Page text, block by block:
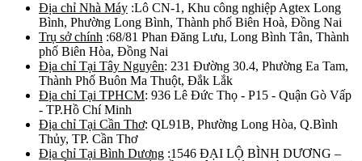
Địa chỉ Nhà Máy :Lô CN-1, Khu công nghiệp Agtex Long
Bình, Phường Long Bình, Thành phố Biên Hoà, Đồng Nai
Trụ sở chính :68/81 Phan Đăng Lưu, Long Bình Tân, Thành
phố Biên Hòa, Đồng Nai
Địa chỉ Tại Tây Nguyên: 231 Đường 30.4, Phường Ea Tam,
Thành Phố Buôn Ma Thuột, Đắk Lắk
Địa chỉ Tại TPHCM: 936 Lê Đức Thọ - P15 - Quận Gò Vấp
- TP.Hồ Chí Minh
Địa chỉ Tại Cần Thơ: QL91B, Phường Long Hòa, Q.Bình
Thủy, TP. Cần Thơ
Địa chỉ Tại Bình Dương :1546 ĐẠI LỘ BÌNH DƯƠNG –